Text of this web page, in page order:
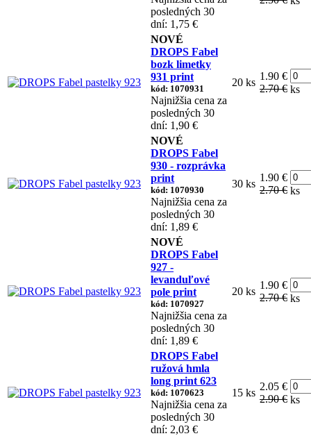
posledných 30
dní: 1,75 €
NOVÉ
DROPS Fabel
bozk limetky
931 print
kód: 1070931
Najnižšia cena za
posledných 30
dní: 1,90 €
20 ks
1.90 €
2.70 € ks
NOVÉ
DROPS Fabel
930 - rozprávka
print
kód: 1070930
Najnižšia cena za
posledných 30
dní: 1,89 €
30 ks
1.90 €
2.70 € ks
NOVÉ
DROPS Fabel
927 -
levanduľové
pole print
kód: 1070927
Najnižšia cena za
posledných 30
dní: 1,89 €
20 ks
1.90 €
2.70 € ks
DROPS Fabel
ružová hmla
long print 623
kód: 1070623
Najnižšia cena za
posledných 30
dní: 2,03 €
15 ks
2.05 €
2.90 € ks